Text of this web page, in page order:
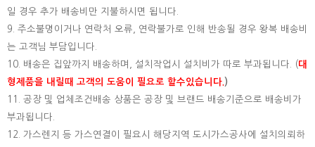
일 경우 추가 배송비만 지불하시면 됩니다.
9. 주소불명이거나 연락처 오류, 연락불가로 인해 반송될 경우 왕복 배송비
는 고객님 부담입니다.
10. 배송은 집앞까지 배송하며, 설치작업시 설치비가 따로 부과됩니다. (대
형제품을 내릴때 고객의 도움이 필요로 할수있습니다. )
11. 공장 및 업체조건배송 상품은 공장 및 브랜드 배송기준으로 배송비가
부과됩니다.
12. 가스렌지 등 가스연결이 필요시 해당지역 도시가스공사에 설치의뢰하